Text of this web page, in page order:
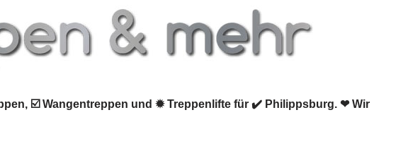
☑️ Wangentreppen und ✹ Treppenlifte für ✔️ Philippsburg. ❤ Wir